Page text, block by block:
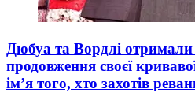
Дюбуа та Вордлі отримали
продовження своєї
ім’я того, хто захотів